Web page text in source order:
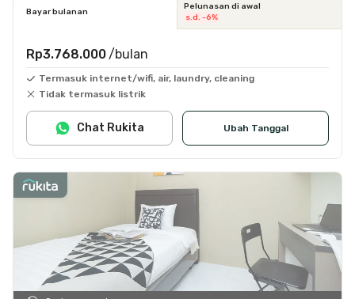
Bayar bulanan
Pelunasan di awal
s.d. -6%
Rp3.768.000 /bulan
Termasuk internet/wifi, air, laundry, cleaning
Tidak termasuk listrik
Ubah Tanggal
Chat Rukita